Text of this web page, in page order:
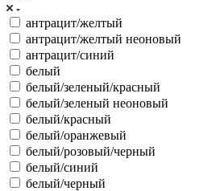
антрацит/желтый
антрацит/желтый неоновый
антрацит/синий
белый
белый/зеленый/красный
белый/зеленый неоновый
белый/красный
белый/оранжевый
белый/розовый/черный
белый/синий
белый/черный